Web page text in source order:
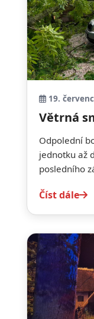
19.
Větrná
Odpolední
jednotku až
posledního
Číst dále